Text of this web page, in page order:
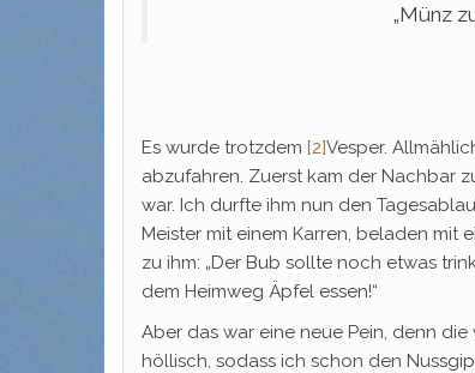
„Münz
Es wurde trotzdem [2]Vesper.
abzufahren. Zuerst kam der Nachbar
war. Ich durfte ihm nun den
Meister mit einem Karren, beladen mit
zu ihm: „Der Bub sollte noch etwas
dem Heimweg Äpfel essen!“
Aber das war eine neue Pein, denn
höllisch, sodass ich schon den